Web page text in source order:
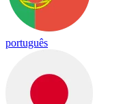
português